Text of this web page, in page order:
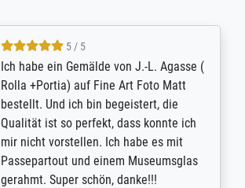
4.8 / 5
Qualité absolument irréprochable.
Extraordinaire diversité des thèmes
abordés et personnalisation des
demandes (recadrage, réajustement des
couleurs). Relation clientèle parfaite.
Transport, réception sans aucun
problème. Merci à toute l'équipe ! Hervé